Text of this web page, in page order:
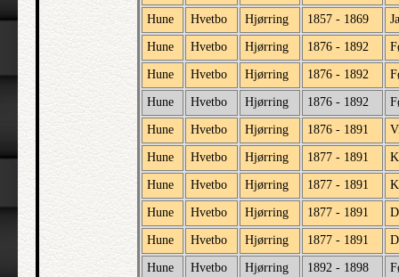
Hune Hvetbo Hjørring 1857 - 1869
Hune Hvetbo Hjørring 1876 - 1892
Hune Hvetbo Hjørring 1876 - 1892
Hune Hvetbo Hjørring 1876 - 1892
Hune Hvetbo Hjørring 1876 - 1891
Hune Hvetbo Hjørring 1877 - 1891
Hune Hvetbo Hjørring 1877 - 1891
Hune Hvetbo Hjørring 1877 - 1891
Hune Hvetbo Hjørring 1877 - 1891
Hune Hvetbo Hjørring 1892 - 1898